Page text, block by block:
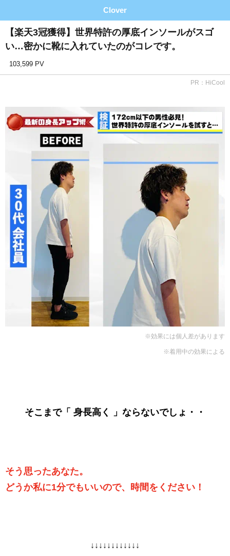
Clover
【楽天3冠獲得】世界特許の厚底インソールがスゴ
い…密かに靴に入れていたのがコレです。
103,599 PV
PR：HiCool
※効果には個人差があります
※着用中の効果による
そこまで「 身長高く 」ならないでしょ・・
そう思ったあなた。
どうか私に1分でもいいので、時間をください！
↓↓↓↓↓↓↓↓↓↓↓↓